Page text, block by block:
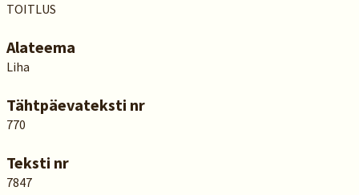
TOITLUS
Alateema
Liha
Tähtpäevateksti nr
770
Teksti nr
7847